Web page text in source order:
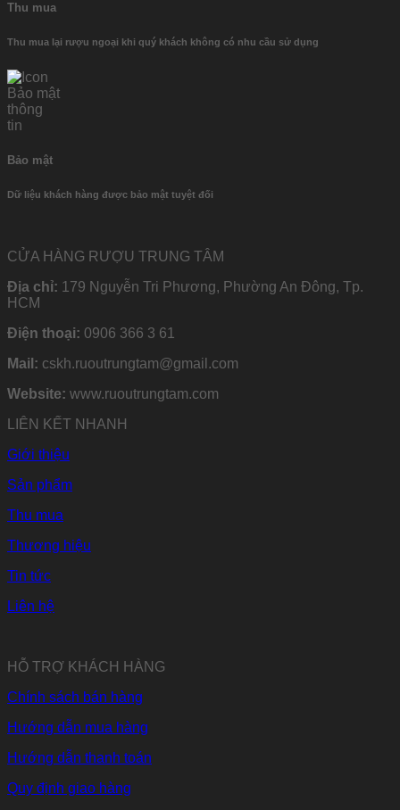
Thu mua
Thu mua lại rượu ngoại khi quý khách không có nhu cầu sử dụng
Bảo mật
Dữ liệu khách hàng được bảo mật tuyệt đối
CỬA HÀNG RƯỢU TRUNG TÂM
Địa chỉ: 179 Nguyễn Tri Phương, Phường An Đông, Tp.
HCM
Điện thoại: 0906 366 3 61
Mail: cskh.ruoutrungtam@gmail.com
Website: www.ruoutrungtam.com
LIÊN KẾT NHANH
Giới thiệu
Sản phẩm
Thu mua
Thương hiệu
Tin tức
Liên hệ
HỖ TRỢ KHÁCH HÀNG
Chính sách bán hàng
Hướng dẫn mua hàng
Hướng dẫn thanh toán
Quy định giao hàng